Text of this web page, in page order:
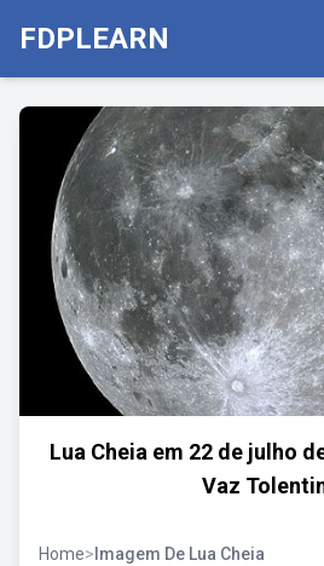
FDPLEARN
Lua Cheia em 22‎ de ‎julho‎ de ‎2013,
Vaz
Home> Imagem De Lua Cheia